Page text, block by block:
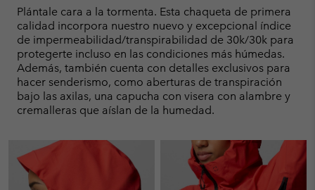
Plántale cara a la tormenta. Esta chaqueta de primera
calidad incorpora nuestro nuevo y excepcional índice
de impermeabilidad/transpirabilidad de 30k/30k para
protegerte incluso en las condiciones más húmedas.
Además, también cuenta con detalles exclusivos para
hacer senderismo, como aberturas de transpiración
bajo las axilas, una capucha con visera con alambre y
cremalleras que aíslan de la humedad.